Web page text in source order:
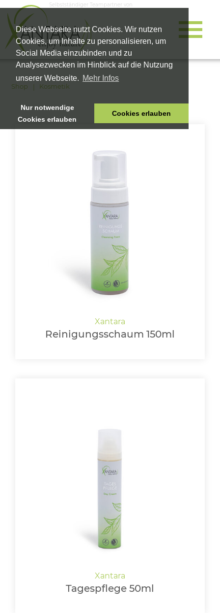
Diese Webseite nutzt Cookies. Wir nutzen
Cookies, um Inhalte zu personalisieren, um
Social Media einzubinden und zu
Analysezwecken im Hinblick auf die Nutzung
unserer Webseite. Mehr Infos
Nur notwendige
Cookies erlauben
Cookies erlauben
Selbstständiger Teampartner von
HOME
Shop Kosmetik
Reinigungsschaum 150ml
Tagespflege 50ml